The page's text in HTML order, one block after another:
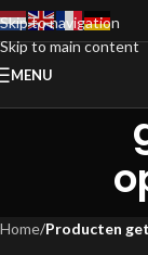
Skip to navigation
Skip to main content
MENU
Home/Producten